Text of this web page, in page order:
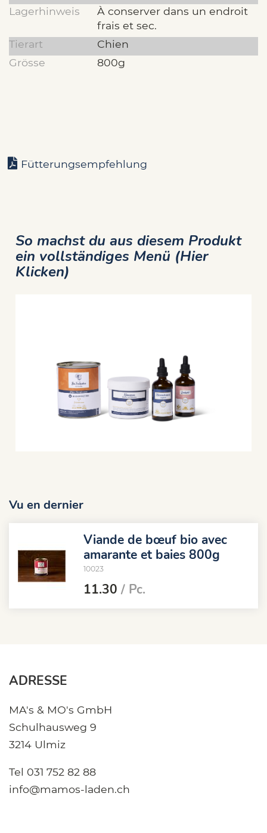
Lagerhinweis
À conserver dans un endroit
frais et sec.
Tierart
Chien
Grösse
800g
Fütterungsempfehlung
So machst du aus diesem Produkt
ein vollständiges Menü (Hier
Klicken)
Vu en dernier
Viande de bœuf bio avec
amarante et baies 800g
10023
11.30 / Pc.
ADRESSE
MA's & MO's GmbH
Schulhausweg 9
3214 Ulmiz
Tel 031 752 82 88
info@mamos-laden.ch